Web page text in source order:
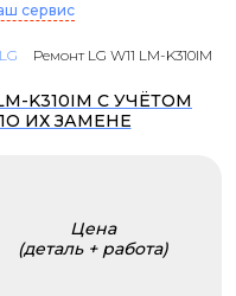
сервис
Ремонт LG W11 LM-K310IM
K310IM С УЧЁТОМ
ИХ ЗАМЕНЕ
Цена
(деталь + работа)